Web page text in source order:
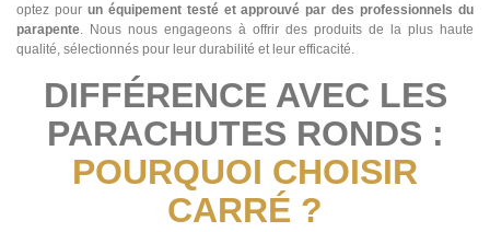
optez pour un équipement testé et approuvé par des professionnels du
parapente. Nous nous engageons à offrir des produits de la plus haute
qualité, sélectionnés pour leur durabilité et leur efficacité.
DIFFÉRENCE AVEC LES
PARACHUTES RONDS :
POURQUOI CHOISIR
CARRÉ ?